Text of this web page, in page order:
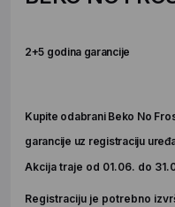
2+5 godina garancije
Kupite odabrani Beko No
garancije uz registraciju
Akcija traje od 01.06. do
Registraciju je potrebno